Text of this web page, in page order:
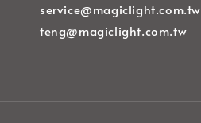
service@magiclight.com.tw
teng@magiclight.com.tw